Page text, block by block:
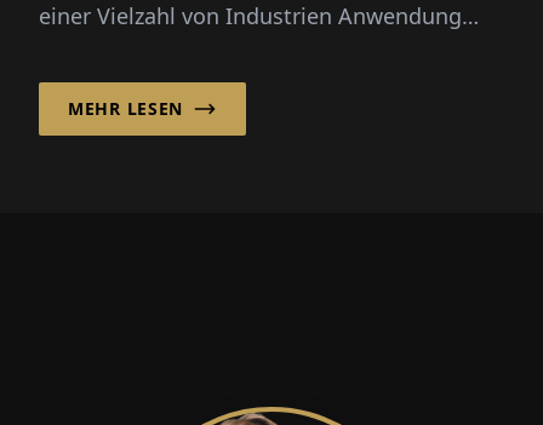
einer Vielzahl von Indus­trien Anwendung
MEHR LESEN